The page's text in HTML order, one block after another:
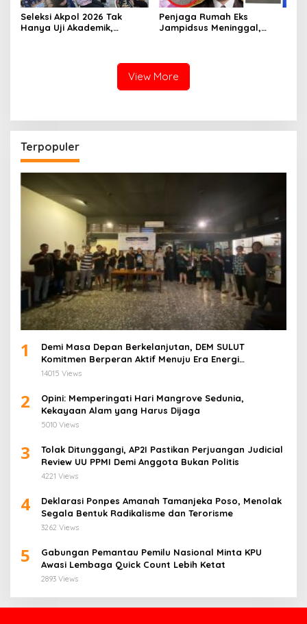
Seleksi Akpol 2026 Tak
Hanya Uji Akademik,
Penjaga Rumah Eks
Jampidsus Meninggal,
View More
Terpopuler
1
Demi Masa Depan Berkelanjutan, DEM SULUT
Komitmen Berperan Aktif Menuju Era Energi
Terbarukan di Sulawesi Utara
14015 Views
2
Opini: Memperingati Hari Mangrove Sedunia,
Kekayaan Alam yang Harus Dijaga
5010 Views
3
Tolak Ditunggangi, AP2I Pastikan Perjuangan Judicial
Review UU PPMI Demi Anggota Bukan Politis
4221 Views
4
Deklarasi Ponpes Amanah Tamanjeka Poso, Menolak
Segala Bentuk Radikalisme dan Terorisme
3262 Views
5
Gabungan Pemantau Pemilu Nasional Minta KPU
Awasi Lembaga Quick Count Lebih Ketat
2893 Views